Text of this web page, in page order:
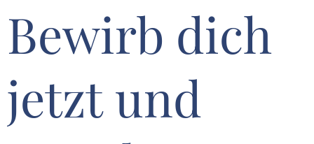
Bewirb dich
jetzt und